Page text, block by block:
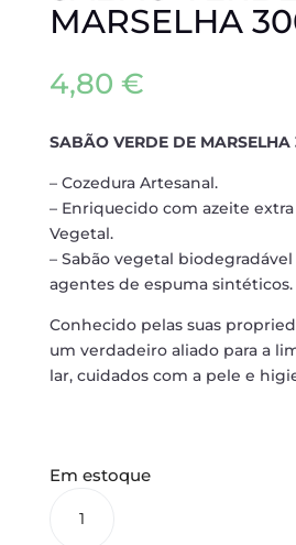
MARSELHA
4,80 €
SABÃO VERDE DE MARSELHA
– Cozedura Artesanal.
– Enriquecido com azeite extra
Vegetal.
– Sabão vegetal
agentes de espuma sintéticos.
Conhecido pelas suas
um verdadeiro aliado para a
lar, cuidados com a pele e
Em estoque
VERDE